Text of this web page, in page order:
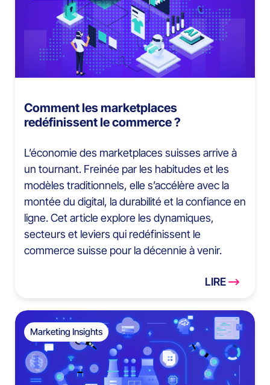
Comment les marketplaces
redéfinissent le commerce ?
L’économie des marketplaces suisses arrive à
un tournant. Freinée par les habitudes et les
modèles traditionnels, elle s’accélère avec la
montée du digital, la durabilité et la confiance en
ligne. Cet article explore les dynamiques,
secteurs et leviers qui redéfinissent le
commerce suisse pour la décennie à venir.
LIRE
Marketing Insights